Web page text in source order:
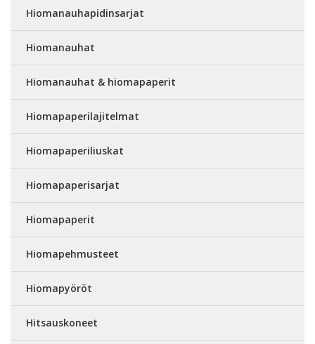
Hiomanauhapidinsarjat
Hiomanauhat
Hiomanauhat & hiomapaperit
Hiomapaperilajitelmat
Hiomapaperiliuskat
Hiomapaperisarjat
Hiomapaperit
Hiomapehmusteet
Hiomapyöröt
Hitsauskoneet